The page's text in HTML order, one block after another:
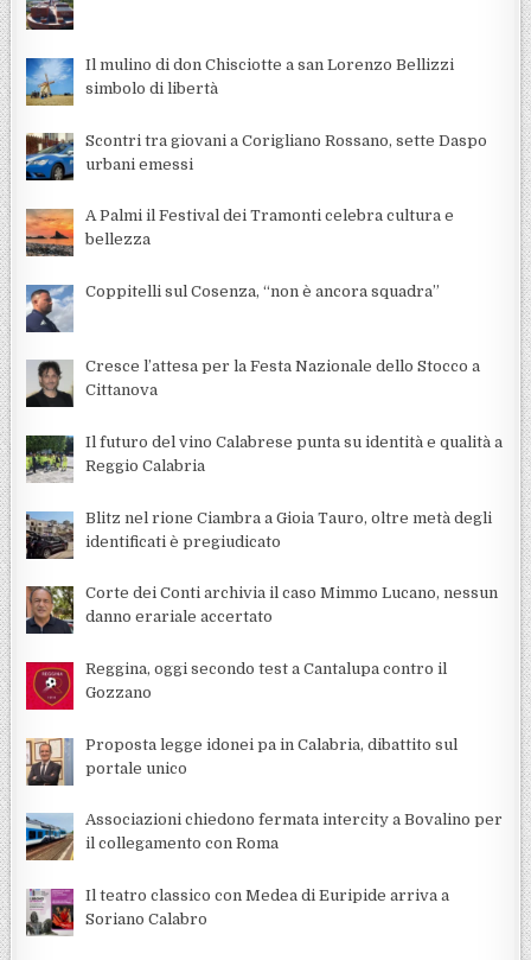
Il mulino di don Chisciotte a san Lorenzo Bellizzi
simbolo di libertà
Scontri tra giovani a Corigliano Rossano, sette Daspo
urbani emessi
A Palmi il Festival dei Tramonti celebra cultura e
bellezza
Coppitelli sul Cosenza, “non è ancora squadra”
Cresce l’attesa per la Festa Nazionale dello Stocco a
Cittanova
Il futuro del vino Calabrese punta su identità e qualità a
Reggio Calabria
Blitz nel rione Ciambra a Gioia Tauro, oltre metà degli
identificati è pregiudicato
Corte dei Conti archivia il caso Mimmo Lucano, nessun
danno erariale accertato
Reggina, oggi secondo test a Cantalupa contro il
Gozzano
Proposta legge idonei pa in Calabria, dibattito sul
portale unico
Associazioni chiedono fermata intercity a Bovalino per
il collegamento con Roma
Il teatro classico con Medea di Euripide arriva a
Soriano Calabro